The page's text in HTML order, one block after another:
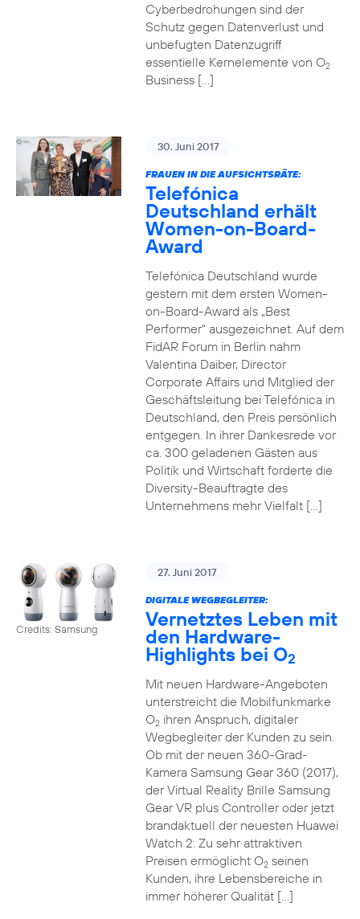
Cyberbedrohungen sind der
Schutz gegen Datenverlust und
unbefugten Datenzugriff
essentielle Kernelemente von O2
Business […]
30. Juni 2017
FRAUEN IN DIE AUFSICHTSRÄTE:
Telefónica
Deutschland erhält
Women-on-Board-
Award
Telefónica Deutschland wurde
gestern mit dem ersten Women-
on-Board-Award als „Best
Performer“ ausgezeichnet. Auf dem
FidAR Forum in Berlin nahm
Valentina Daiber, Director
Corporate Affairs und Mitglied der
Geschäftsleitung bei Telefónica in
Deutschland, den Preis persönlich
entgegen. In ihrer Dankesrede vor
ca. 300 geladenen Gästen aus
Politik und Wirtschaft forderte die
Diversity-Beauftragte des
Unternehmens mehr Vielfalt […]
Credits: Samsung
27. Juni 2017
DIGITALE WEGBEGLEITER:
Vernetztes Leben mit
den Hardware-
Highlights bei O2
Mit neuen Hardware-Angeboten
unterstreicht die Mobilfunkmarke
O2ihren Anspruch, digitaler
Wegbegleiter der Kunden zu sein.
Ob mit der neuen 360-Grad-
Kamera Samsung Gear 360 (2017),
der Virtual Reality Brille Samsung
Gear VR plus Controller oder jetzt
brandaktuell der neuesten Huawei
Watch 2: Zu sehr attraktiven
Preisen ermöglicht O2seinen
Kunden, ihre Lebensbereiche in
immer höherer Qualität […]